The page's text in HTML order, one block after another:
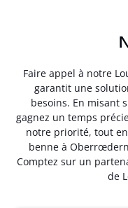
Faire appel à notre
garantit une
besoins. En misant
gagnez un temps
notre priorité, tout
benne à
Comptez sur un
de